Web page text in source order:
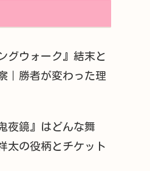
グウォーク』結末と
｜勝者が変わった理
夜鏡』はどんな舞
太の役柄とチケット